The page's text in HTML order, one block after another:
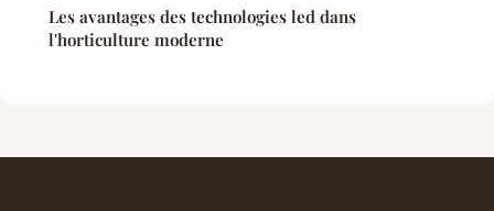
Les avantages des technologies led dans
l'horticulture moderne